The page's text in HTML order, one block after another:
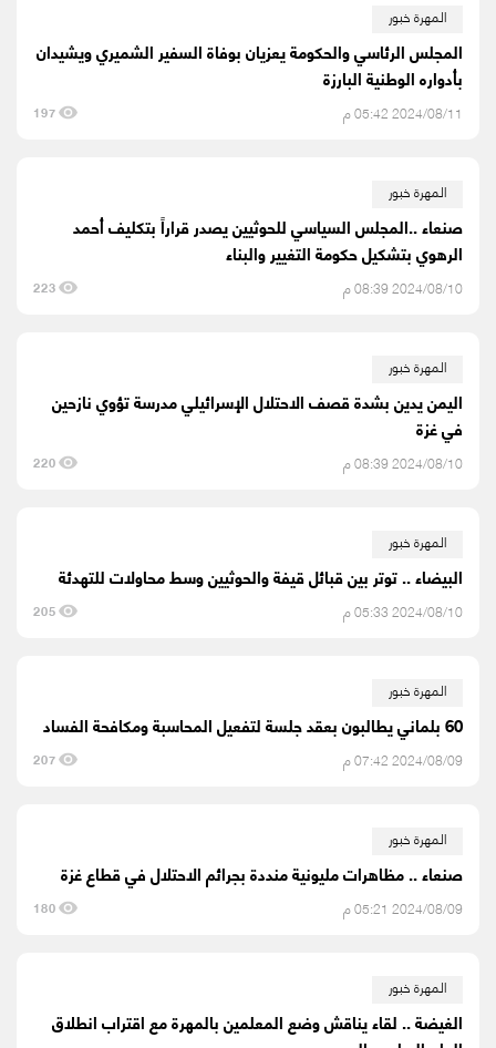
المهرة خبور
المجلس الرئاسي والحكومة يعزيان بوفاة السفير الشميري ويشيدان
بأدواره الوطنية البارزة
2024/08/11 05:42 م 197
المهرة خبور
صنعاء ..المجلس السياسي للحوثيين يصدر قراراً بتكليف أحمد
الرهوي بتشكيل حكومة التغيير والبناء
2024/08/10 08:39 م 223
المهرة خبور
اليمن يدين بشدة قصف الاحتلال الإسرائيلي مدرسة تؤوي نازحين
في غزة
2024/08/10 08:39 م 220
المهرة خبور
البيضاء .. توتر بين قبائل قيفة والحوثيين وسط محاولات للتهدئة
2024/08/10 05:33 م 205
المهرة خبور
60 بلماني يطالبون بعقد جلسة لتفعيل المحاسبة ومكافحة الفساد
2024/08/09 07:42 م 207
المهرة خبور
صنعاء .. مظاهرات مليونية منددة بجرائم الاحتلال في قطاع غزة
2024/08/09 05:21 م 180
المهرة خبور
الغيضة .. لقاء يناقش وضع المعلمين بالمهرة مع اقتراب انطلاق